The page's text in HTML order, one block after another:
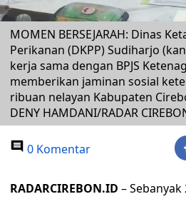
MOMEN BERSEJARAH: Dinas
Perikanan (DKPP) Sudiharjo
kerja sama dengan BPJS
memberikan jaminan sosial
ribuan nelayan Kabupaten
DENY HAMDANI/RADAR
0 Komentar
RADARCIREBON.ID –